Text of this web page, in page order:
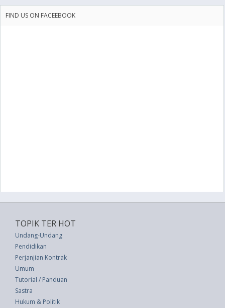
FIND US ON FACEEBOOK
TOPIK TER HOT
Undang-Undang
Pendidikan
Perjanjian Kontrak
Umum
Tutorial / Panduan
Sastra
Hukum & Politik